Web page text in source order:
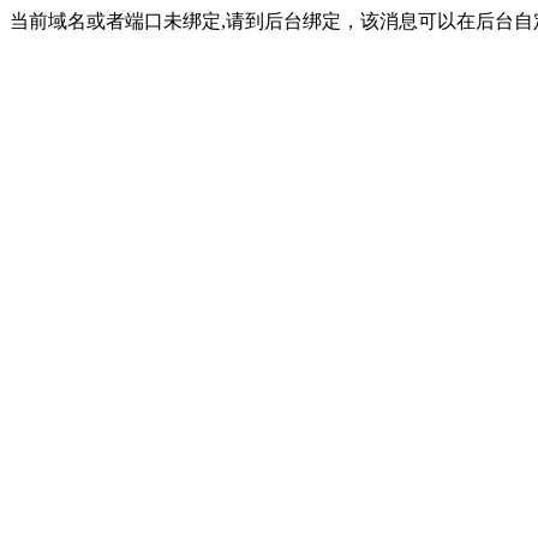
当前域名或者端口未绑定,请到后台绑定，该消息可以在后台自